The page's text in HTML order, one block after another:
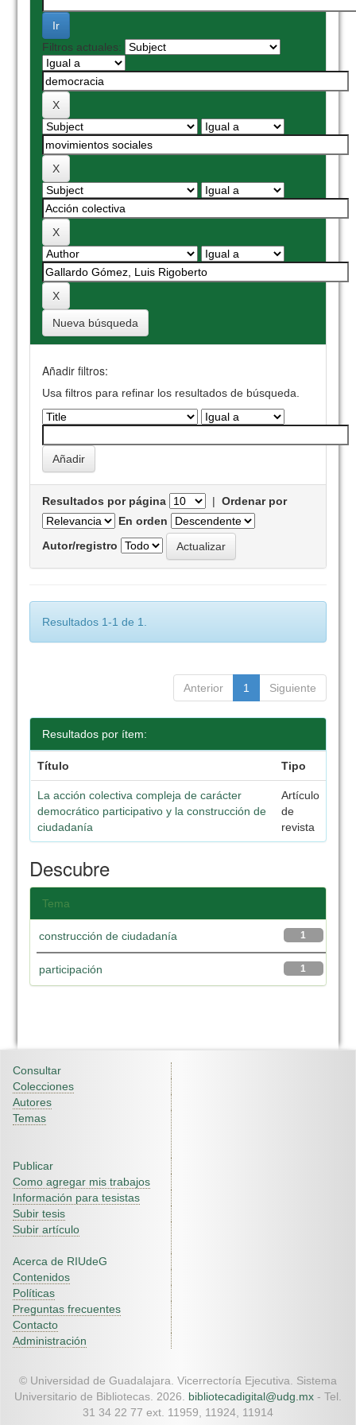
Filtros actuales:
Nueva búsqueda
Añadir filtros:
Usa filtros para refinar los resultados de búsqueda.
Resultados por página |Ordenar por
En orden
Autor/registro
Resultados 1-1 de 1.
Anterior 1 Siguiente
Resultados por ítem:
Título Tipo
La acción colectiva compleja de carácter
democrático participativo y la construcción de
ciudadanía
Artículo
de
revista
Descubre
Tema
1
construcción de ciudadanía
1
participación
Consultar
Colecciones
Autores
Temas
Publicar
Como agregar mis trabajos
Información para tesistas
Subir tesis
Subir artículo
Acerca de RIUdeG
Contenidos
Políticas
Preguntas frecuentes
Contacto
Administración
© Universidad de Guadalajara. Vicerrectoría Ejecutiva. Sistema
Universitario de Bibliotecas. 2026. bibliotecadigital@udg.mx - Tel.
31 34 22 77 ext. 11959, 11924, 11914